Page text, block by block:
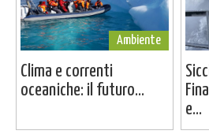
Ambiente
Clima e correnti
oceaniche: il futuro...
e...